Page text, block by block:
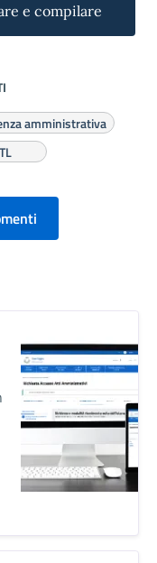
e compilare
amministrativa